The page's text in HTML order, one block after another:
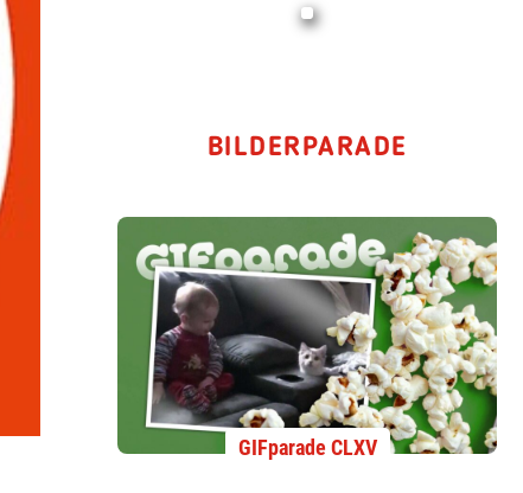
BILDERPARADE
GIFparade CLXV